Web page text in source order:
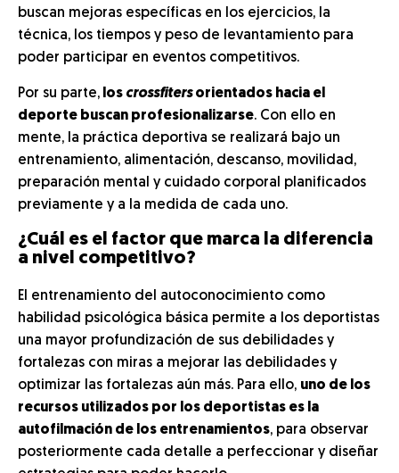
buscan mejoras específicas en los ejercicios, la
técnica, los tiempos y peso de levantamiento para
poder participar en eventos competitivos.
Por su parte, los crossfitersorientados hacia el
deporte buscan profesionalizarse. Con ello en
mente, la práctica deportiva se realizará bajo un
entrenamiento, alimentación, descanso, movilidad,
preparación mental y cuidado corporal planificados
previamente y a la medida de cada uno.
¿Cuál es el factor que marca la diferencia
a nivel competitivo?
El entrenamiento del autoconocimiento como
habilidad psicológica básica permite a los deportistas
una mayor profundización de sus debilidades y
fortalezas con miras a mejorar las debilidades y
optimizar las fortalezas aún más. Para ello, uno de los
recursos utilizados por los deportistas es la
autofilmación de los entrenamientos, para observar
posteriormente cada detalle a perfeccionar y diseñar